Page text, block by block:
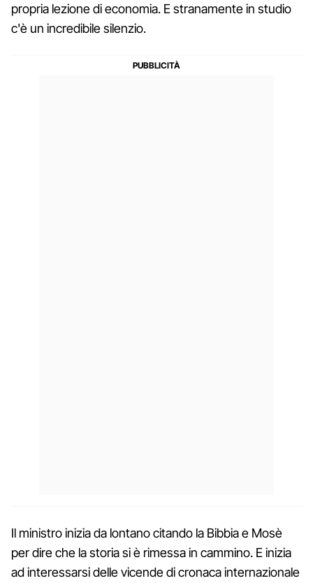
propria lezione di economia. E stranamente in studio
c'è un incredibile silenzio.
Il ministro inizia da lontano citando la Bibbia e Mosè
per dire che la storia si è rimessa in cammino. E inizia
ad interessarsi delle vicende di cronaca internazionale